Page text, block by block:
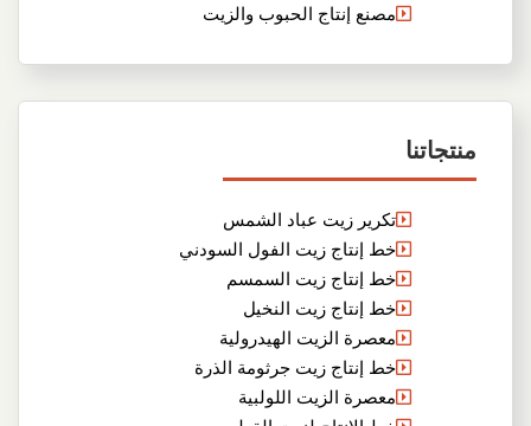
مصنع إنتاج الحبوب والزيت
منتجاتنا
تكرير زيت عباد الشمس
خط إنتاج زيت الفول السودني
خط إنتاج زيت السمسم
خط إنتاج زيت النخيل
معصرة الزيت الهيدرولية
خط إنتاج زيت جرثومة الذرة
معصرة الزيت اللولبية